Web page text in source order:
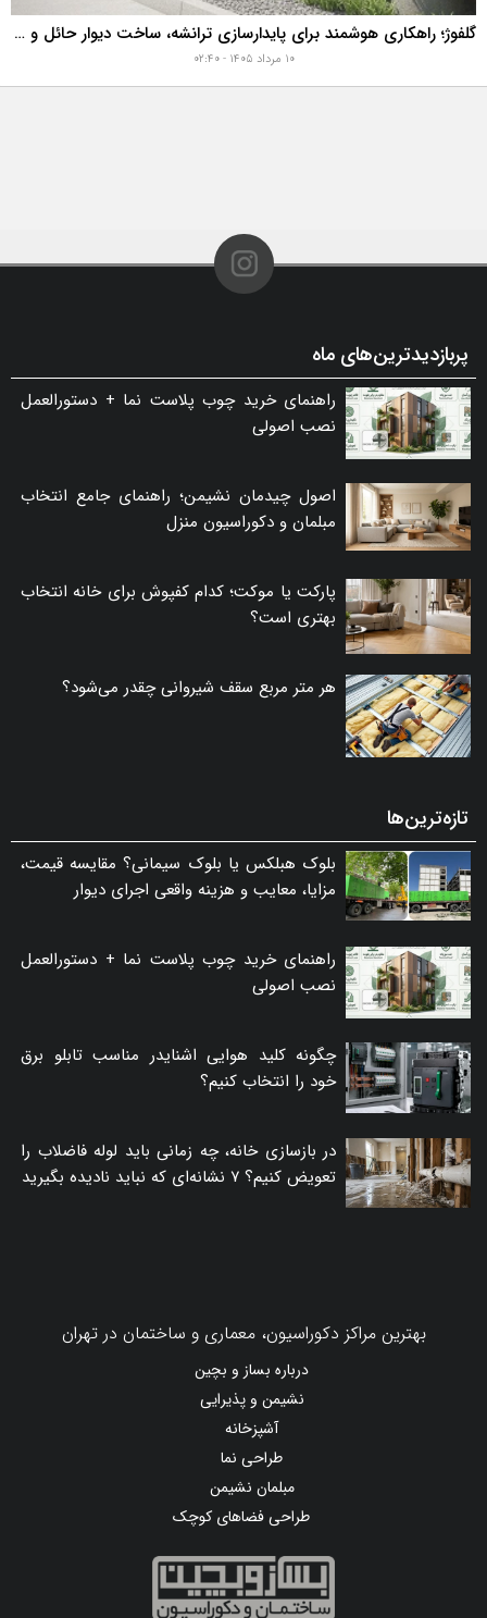
گلفوژ؛ راهکاری هوشمند برای پایدارسازی ترانشه، ساخت دیوار حائل و زیباسازی شهری
پربازدیدترین‌های ماه
راهنمای خرید چوب پلاست نما + دستورالعمل
نصب اصولی
اصول چیدمان نشیمن؛ راهنمای جامع انتخاب
مبلمان و دکوراسیون منزل
پارکت یا موکت؛ کدام کفپوش برای خانه انتخاب
بهتری است؟
هر متر مربع سقف شیروانی چقدر می‌شود؟
تازه‌ترین‌ها
بلوک هبلکس یا بلوک سیمانی؟ مقایسه قیمت،
مزایا، معایب و هزینه واقعی اجرای دیوار
راهنمای خرید چوب پلاست نما + دستورالعمل
نصب اصولی
چگونه کلید هوایی اشنایدر مناسب تابلو برق
خود را انتخاب کنیم؟
در بازسازی خانه، چه زمانی باید لوله فاضلاب را
تعویض کنیم؟ ۷ نشانه‌ای که نباید نادیده بگیرید
بهترین مراکز دکوراسیون، معماری و ساختمان در تهران
درباره بساز و بچین
نشیمن و پذیرایی
آشپزخانه
طراحی نما
مبلمان نشیمن
طراحی فضاهای کوچک